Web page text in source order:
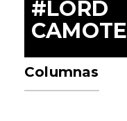
#LORD
CAMOTE
Columnas